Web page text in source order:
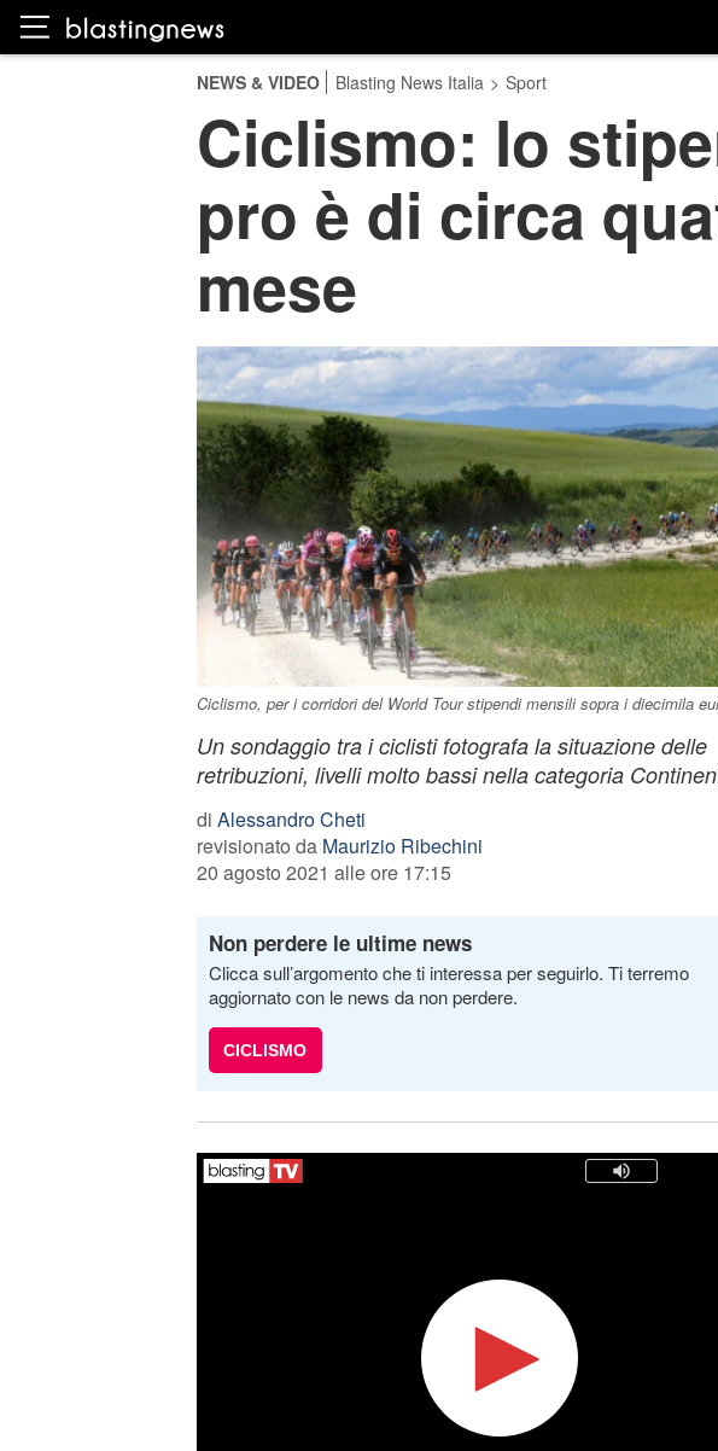
NEWS & VIDEO Blasting News Italia > Sport
Ciclismo: lo
pro è di circa
mese
Ciclismo, per i corridori del World Tour stipendi mensili sopra i diecimila
Un sondaggio tra i ciclisti fotografa la situazione delle
retribuzioni, livelli molto bassi nella categoria
di Alessandro Cheti
revisionato da Maurizio Ribechini
20 agosto 2021 alle ore 17:15
Non perdere le ultime news
Clicca sull’argomento che ti interessa per seguirlo. Ti terremo
aggiornato con le news da non perdere.
CICLISMO